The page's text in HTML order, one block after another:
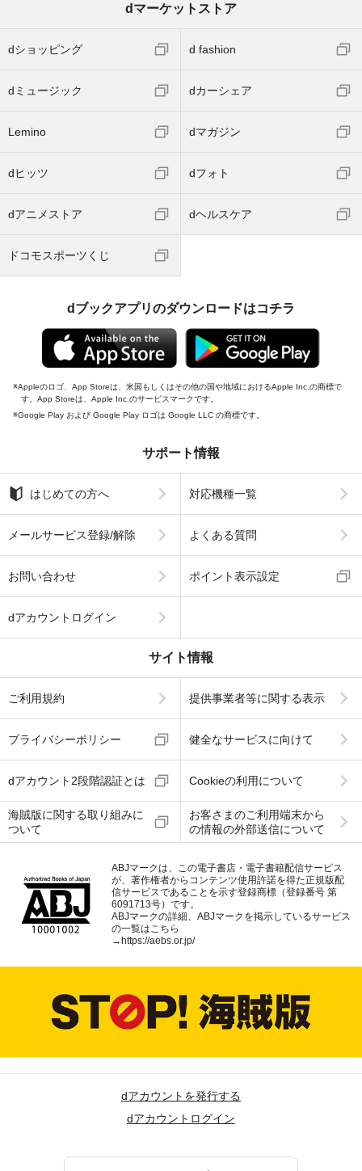
dマーケットストア
dショッピング d fashion
dミュージック dカーシェア
Lemino dマガジン
dヒッツ dフォト
dアニメストア dヘルスケア
ドコモスポーツくじ
dブックアプリのダウンロードはコチラ
Appleのロゴ、App Storeは、米国もしくはその他の国や地域におけるApple Inc.の商標で
す。App Storeは、Apple Inc.のサービスマークです。
Google Play および Google Play ロゴは Google LLC の商標です。
サポート情報
はじめての方へ 対応機種一覧
メールサービス登録/解除 よくある質問
お問い合わせ ポイント表示設定
dアカウントログイン
サイト情報
ご利用規約 提供事業者等に関する表示
プライバシーポリシー 健全なサービスに向けて
dアカウント2段階認証とは Cookieの利用について
海賊版に関する取り組みに
ついて
お客さまのご利用端末から
の情報の外部送信について
ABJマークは、この電子書店・電子書籍配信サービス
が、著作権者からコンテンツ使用許諾を得た正規版配
信サービスであることを示す登録商標（登録番号 第
6091713号）です。
ABJマークの詳細、ABJマークを掲示しているサービス
の一覧はこちら
→ https://aebs.or.jp/
dアカウントを発行する
dアカウントログイン